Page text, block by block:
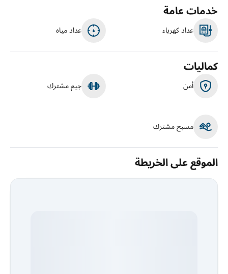
خدمات عامة
عداد كهرباء عداد مياه
كماليات
أمن جيم مشترك
مسبح مشترك
الموقع على الخريطة